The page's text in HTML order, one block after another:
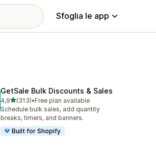
Sfoglia le app
GetSale Bulk Discounts & Sales
4,9stelle su 5
(313)
313 recensioni totali
•Free plan available
Schedule bulk sales, add quantity
breaks, timers, and banners.
Built for Shopify